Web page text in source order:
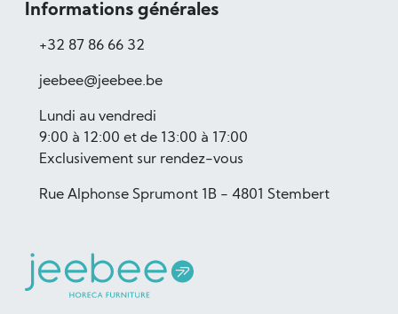
Informations générales
+32 87 86 66 32
jeebee@jeebee.be
Lundi au vendredi
9:00 à 12:00 et de 13:00 à 17:00
Exclusivement sur rendez-vous
Rue Alphonse Sprumont 1B - 4801 Stembert